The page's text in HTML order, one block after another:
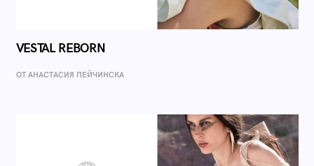
VESTAL REBORN
ОТ AНАСТАСИЯ ПЕЙЧИНСКА